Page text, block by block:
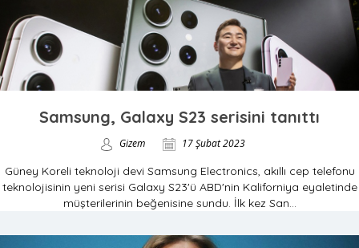
Samsung, Galaxy S23 serisini tanıttı
Gizem 17 Şubat 2023
Güney Koreli teknoloji devi Samsung Electronics, akıllı cep telefonu
teknolojisinin yeni serisi Galaxy S23'ü ABD'nin Kaliforniya eyaletinde
müşterilerinin beğenisine sundu. İlk kez San...